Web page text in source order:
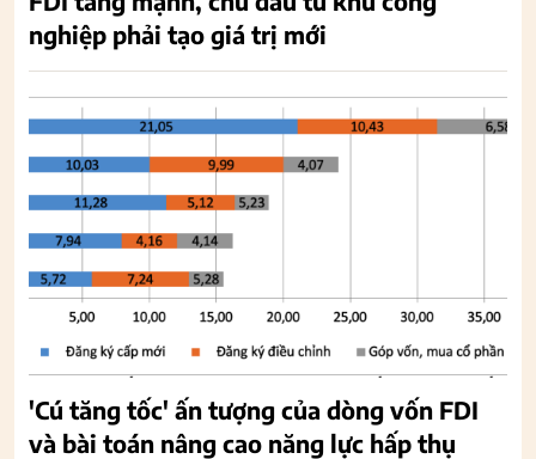
nghiệp phải tạo giá trị mới
'Cú tăng tốc' ấn tượng của dòng vốn FDI
và bài toán nâng cao năng lực hấp thụ